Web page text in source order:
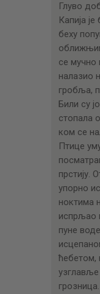
Глуво
Капија
беху
се мучно
налазио
гробља,
Били су
стопала
ком се
Птице
прстију.
упорно
ноктима
испрљао
пуне
ћебетом,
узглавље